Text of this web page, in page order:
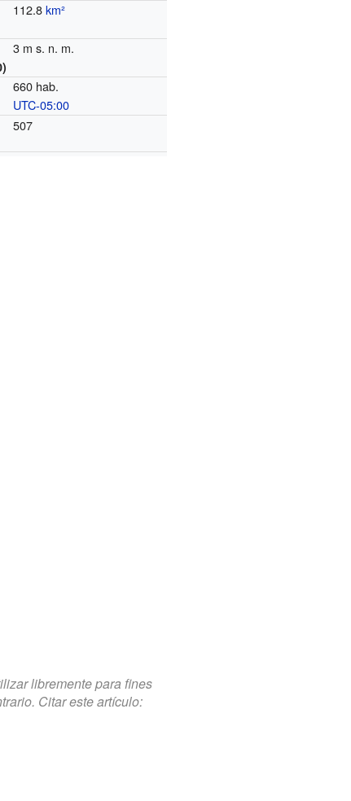
112.8km²
3 m s. n. m.
660 hab.
UTC-05:00
507
libremente para fines
Citar este artículo: